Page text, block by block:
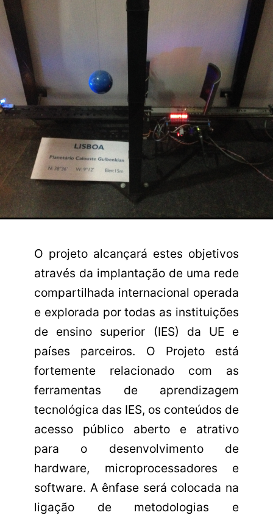
O projeto alcançará estes objetivos
através da implantação de uma rede
compartilhada internacional operada
e explorada por todas as instituições
de ensino superior (IES) da UE e
países parceiros. O Projeto está
fortemente relacionado com as
ferramentas de aprendizagem
tecnológica das IES, os conteúdos de
acesso público aberto e atrativo
para o desenvolvimento de
hardware, microprocessadores e
software. A ênfase será colocada na
ligação de metodologias e